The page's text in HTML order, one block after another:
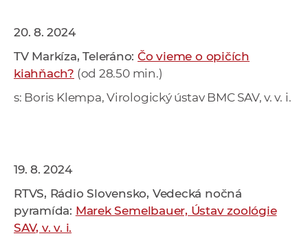
20. 8. 2024
TV Markíza, Teleráno:Čo vieme o opičích
kiahňach? (od 28.50 min.)
s: Boris Klempa, Virologický ústav BMC SAV, v. v. i.
19. 8. 2024
RTVS, Rádio Slovensko, Vedecká nočná
pyramída: Marek Semelbauer, Ústav zoológie
SAV, v. v. i.